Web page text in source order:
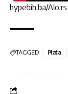
hypebih.ba/Alo.rs
TAGGED: Plata